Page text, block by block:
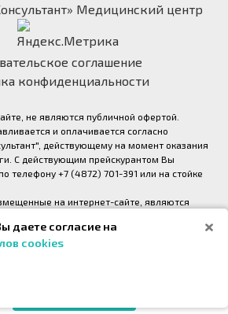
Медицинский центр
соглашение
конфиденциальности
не являются публичной офертой.
и оплачивается согласно
действующему на момент оказания
С действующим прейскурантом Вы
телефону +7 (4872) 701-391 или на стойке
на интернет-сайте, являются
ООО «Медрейд»)
даете согласие на
cookies